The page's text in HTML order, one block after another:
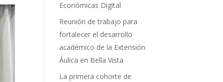
Económicas Digital
Reunión de trabajo para
fortalecer el desarrollo
académico de la Extensión
Áulica en Bella Vista
La primera cohorte de